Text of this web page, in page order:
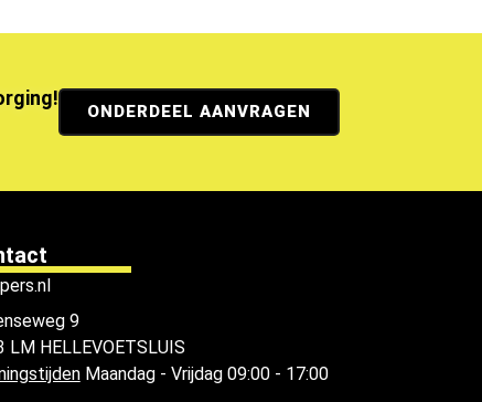
ONDERDEEL AANVRAGEN
9
LM HELLEVOETSLUIS
Maandag - Vrijdag 09:00 - 17:00